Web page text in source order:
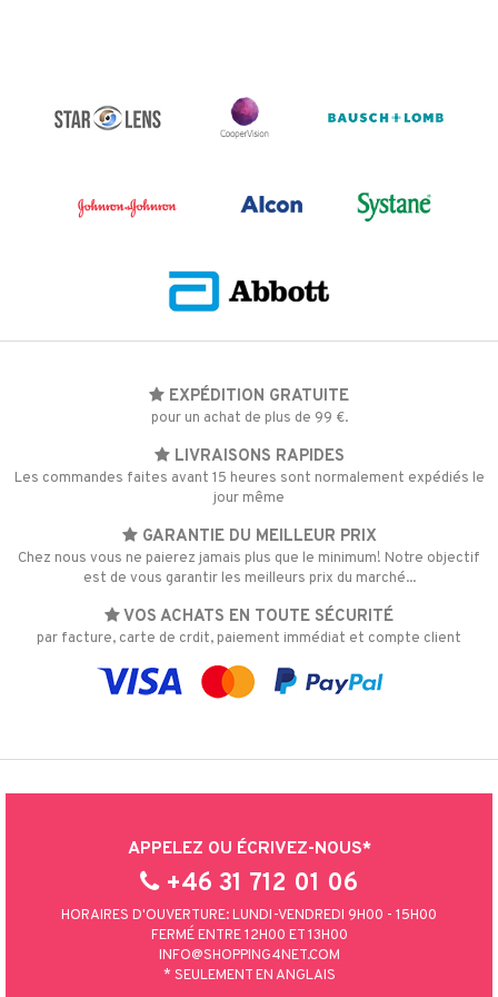
EXPÉDITION GRATUITE
pour un achat de plus de 99 €.
LIVRAISONS RAPIDES
Les commandes faites avant 15 heures sont normalement expédiés le
jour même
GARANTIE DU MEILLEUR PRIX
Chez nous vous ne paierez jamais plus que le minimum! Notre objectif
est de vous garantir les meilleurs prix du marché...
VOS ACHATS EN TOUTE SÉCURITÉ
par facture, carte de crdit, paiement immédiat et compte client
APPELEZ OU ÉCRIVEZ-NOUS*
+46 31 712 01 06
HORAIRES D'OUVERTURE: LUNDI-VENDREDI 9H00 - 15H00
FERMÉ ENTRE 12H00 ET 13H00
INFO@SHOPPING4NET.COM
* SEULEMENT EN ANGLAIS